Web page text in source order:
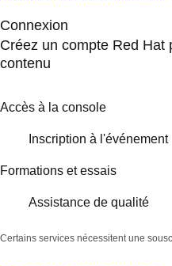
Connexion
Créez un compte Red Hat
contenu
Accès à la console
Inscription à l'événement
Formations et essais
Assistance de qualité
Certains services nécessitent une